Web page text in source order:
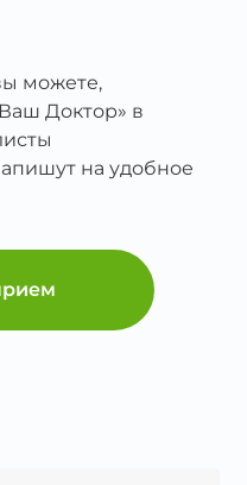
можете,
Доктор» в
на удобное